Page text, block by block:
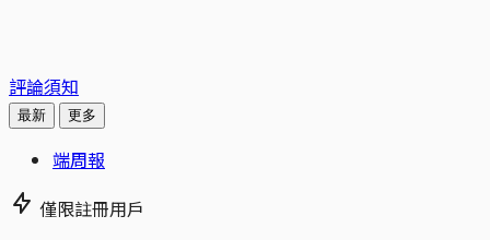
評論須知
最新 更多
端周報
僅限註冊用戶